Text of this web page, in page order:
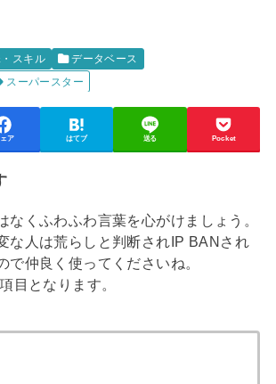
スキル
データベース
スーパースター
ア はてブ 送る Pocket
なくふわふわ言葉を心がけましょう。
な人は荒らしと判断されIP BANされ
で仲良く使ってくださいね。
目となります。